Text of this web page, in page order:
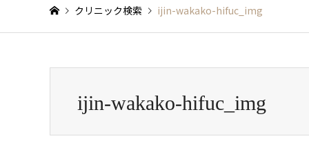
クリニック検索 ijin-wakako-hifuc_img
ijin-wakako-hifuc_img